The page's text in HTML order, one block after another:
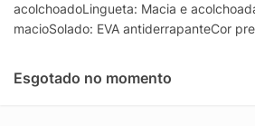
acolchoadoLingueta: Macia e
macioSolado: EVA antiderrapanteCor
NacionalAjuste: CadarçoPeso
Esgotado no momento